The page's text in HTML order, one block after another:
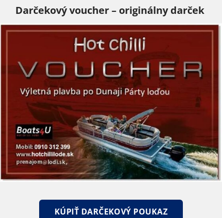
Darčekový voucher – originálny darček
KÚPIŤ DARČEKOVÝ POUKAZ